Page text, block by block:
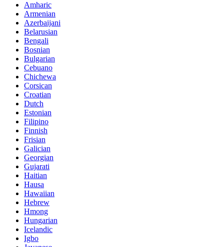
Amharic
Armenian
Azerbaijani
Belarusian
Bengali
Bosnian
Bulgarian
Cebuano
Chichewa
Corsican
Croatian
Dutch
Estonian
Filipino
Finnish
Frisian
Galician
Georgian
Gujarati
Haitian
Hausa
Hawaiian
Hebrew
Hmong
Hungarian
Icelandic
Igbo